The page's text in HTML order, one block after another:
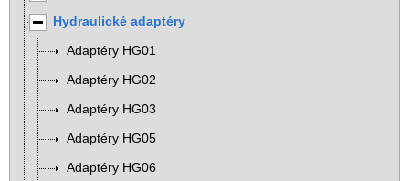
Hydraulické adaptéry
Adaptéry HG01
Adaptéry HG02
Adaptéry HG03
Adaptéry HG05
Adaptéry HG06